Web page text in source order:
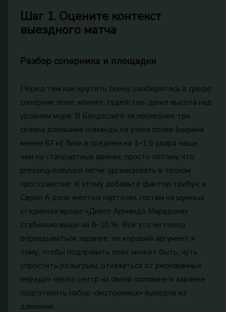
Шаг 1. Оцените контекст
выездного матча
Разбор соперника и площадки
Перед тем как крутить схему, разберитесь в среде:
соперник, поле, климат, судейство, даже высота над
уровнем моря. В Бундеслиге за последние три
сезона домашние команды на узких полях (ширина
менее 67 м) били в среднем на 1–1,5 удара чаще,
чем на стандартных аренах, просто потому что
pressing‑ловушки легче организовать в тесном
пространстве. К этому добавьте фактор трибун: в
Серии А доля жёлтых карточек гостям на шумных
стадионах вроде «Диего Армандо Марадона»
стабильно выше на 8–10 %. Всё это не повод
оправдываться заранее, но хороший аргумент к
тому, чтобы подправить план: может быть, чуть
упростить розыгрыш, отказаться от рискованных
передач через центр на своей половине и заранее
подготовить набор «экстренных» выходов из
давления.